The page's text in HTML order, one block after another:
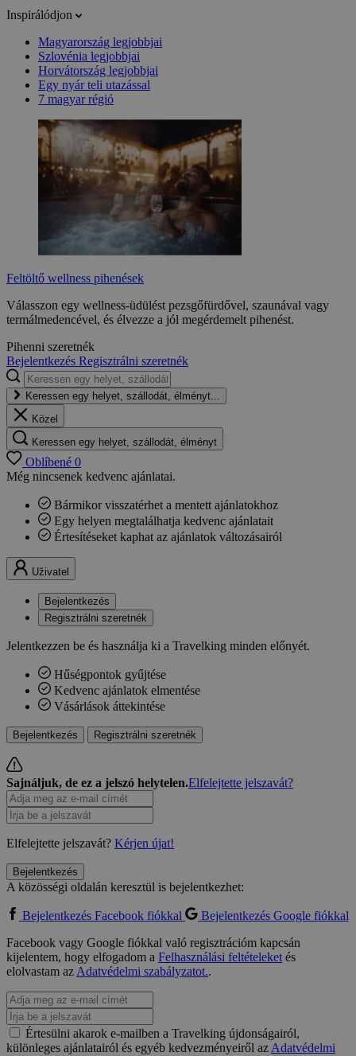
Inspirálódjon
Magyarország legjobbjai
Szlovénia legjobbjai
Horvátország legjobbjai
Egy nyár teli utazással
7 magyar régió
Feltöltő wellness pihenések
Válasszon egy wellness-üdülést pezsgőfürdővel, szaunával vagy
termálmedencével, és élvezze a jól megérdemelt pihenést.
Pihenni szeretnék
Bejelentkezés Regisztrálni szeretnék
Keressen egy helyet, szállodát, élményt...
Közel
Keressen egy helyet, szállodát, élményt
Oblíbené 0
Még nincsenek kedvenc ajánlatai.
Bármikor visszatérhet a mentett ajánlatokhoz
Egy helyen megtalálhatja kedvenc ajánlatait
Értesítéseket kaphat az ajánlatok változásairól
Uživatel
Bejelentkezés
Regisztrálni szeretnék
Jelentkezzen be és használja ki a Travelking minden előnyét.
Hűségpontok gyűjtése
Kedvenc ajánlatok elmentése
Vásárlások áttekintése
Bejelentkezés Regisztrálni szeretnék
Sajnáljuk, de ez a jelszó helytelen.Elfelejtette jelszavát?
Elfelejtette jelszavát? Kérjen újat!
Bejelentkezés
A közösségi oldalán keresztül is bejelentkezhet:
Bejelentkezés Facebook fiókkal
Bejelentkezés Google fiókkal
Facebook vagy Google fiókkal való regisztrációm kapcsán
kijelentem, hogy elfogadom a Felhasználási feltételeketés
elolvastam azAdatvédelmi szabályzatot..
Értesülni akarok e-mailben a Travelking újdonságairól,
különleges ajánlatairól és egyéb kedvezményeiről azAdatvédelmi